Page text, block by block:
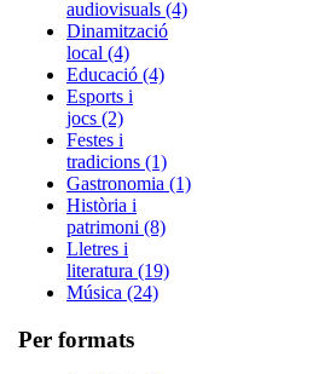
audiovisuals (4)
Dinamització
local (4)
Educació (4)
Esports i
jocs (2)
Festes i
tradicions (1)
Gastronomia (1)
Història i
patrimoni (8)
Lletres i
literatura (19)
Música (24)
Per formats